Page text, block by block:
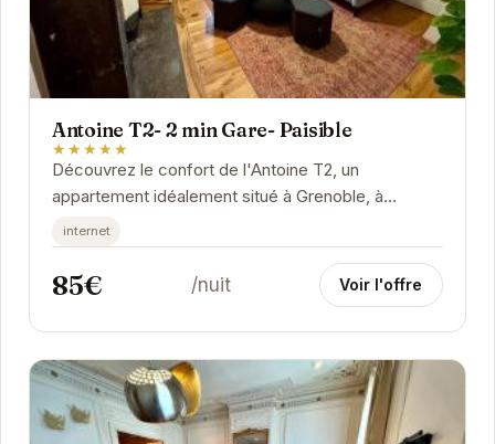
Antoine T2- 2 min Gare- Paisible
★★★★★
Découvrez le confort de l'Antoine T2, un
appartement idéalement situé à Grenoble, à
proximité de la gare. Cet appartement offre un
espace...
internet
85€ /nuit Voir l'offre